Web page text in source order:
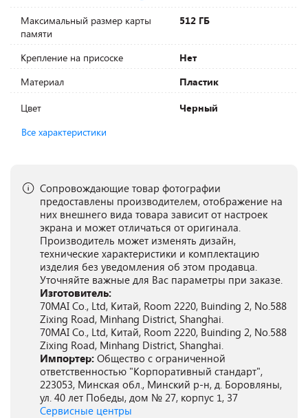
Максимальный размер карты
памяти
512 ГБ
Крепление на присоске
Нет
Материал
Пластик
Цвет
Черный
Все характеристики
Сопровождающие товар фотографии
предоставлены производителем, отображение на
них внешнего вида товара зависит от настроек
экрана и может отличаться от оригинала.
Производитель может изменять дизайн,
технические характеристики и комплектацию
изделия без уведомления об этом продавца.
Уточняйте важные для Вас параметры при заказе.
Изготовитель:
70MAI Co., Ltd, Китай, Room 2220, Buinding 2, No.588
Zixing Road, Minhang District, Shanghai.
70MAI Co., Ltd, Китай, Room 2220, Buinding 2, No.588
Zixing Road, Minhang District, Shanghai.
Импортер: Общество с ограниченной
ответственностью "Корпоративный стандарт",
223053, Минская обл., Минский р-н, д. Боровляны,
ул. 40 лет Победы, дом № 27, корпус 1, 37
Сервисные центры